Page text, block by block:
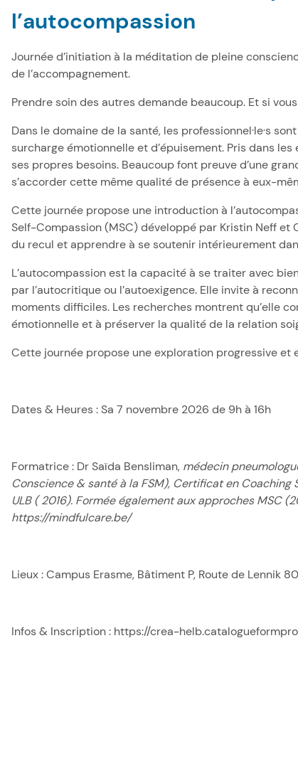
l’autocompassion
Journée d’initiation à la méditation de pleine
de l’accompagnement.
Prendre soin des autres demande beaucoup. Et si
Dans le domaine de la santé, les professionnel·le·s
surcharge émotionnelle et d’épuisement. Pris dans
ses propres besoins. Beaucoup font preuve d’une
s’accorder cette même qualité de présence à eux-
Cette journée propose une introduction à
Self-Compassion (MSC) développé par Kristin Neff
du recul et apprendre à se soutenir intérieurement
L’autocompassion est la capacité à se traiter avec
par l’autocritique ou l’autoexigence. Elle invite à
moments difficiles. Les recherches montrent qu’elle
émotionnelle et à préserver la qualité de la relation
Cette journée propose une exploration progressive et
Dates & Heures : Sa 7 novembre 2026 de 9h à 16h
Formatrice : Dr Saïda Bensliman, médecin
Conscience & santé à la FSM), Certificat en
ULB ( 2016). Formée également aux approches MSC
https://mindfulcare.be/
Lieux : Campus Erasme, Bâtiment P, Route de Lennik
Infos & Inscription : https://crea-